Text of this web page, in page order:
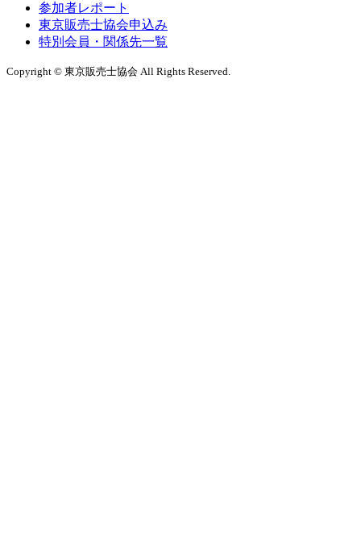
参加者レポート
東京販売士協会申込み
特別会員・関係先一覧
Copyright © 東京販売士協会 All Rights Reserved.